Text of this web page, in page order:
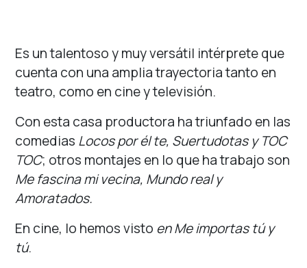
Es un talentoso y muy versátil intérprete que
cuenta con una amplia trayectoria tanto en
teatro, como en cine y televisión.
Con esta casa productora ha triunfado en las
comedias Locos por él te, Suertudotas y TOC
TOC; otros montajes en lo que ha trabajo son
Me fascina mi vecina, Mundo real y
Amoratados.
En cine, lo hemos visto en Me importas tú y
tú.